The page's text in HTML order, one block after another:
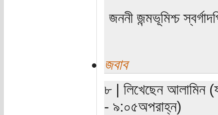
জননী জন্মভূমিশ্চ
জবাব
৮ | লিখেছেন আলামিন
- ৯:০৫অপরাহ্ন)